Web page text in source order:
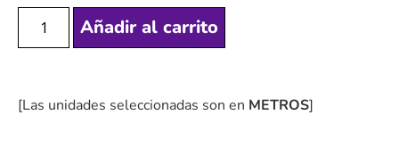
Añadir al carrito
[Las unidades seleccionadas son en METROS]